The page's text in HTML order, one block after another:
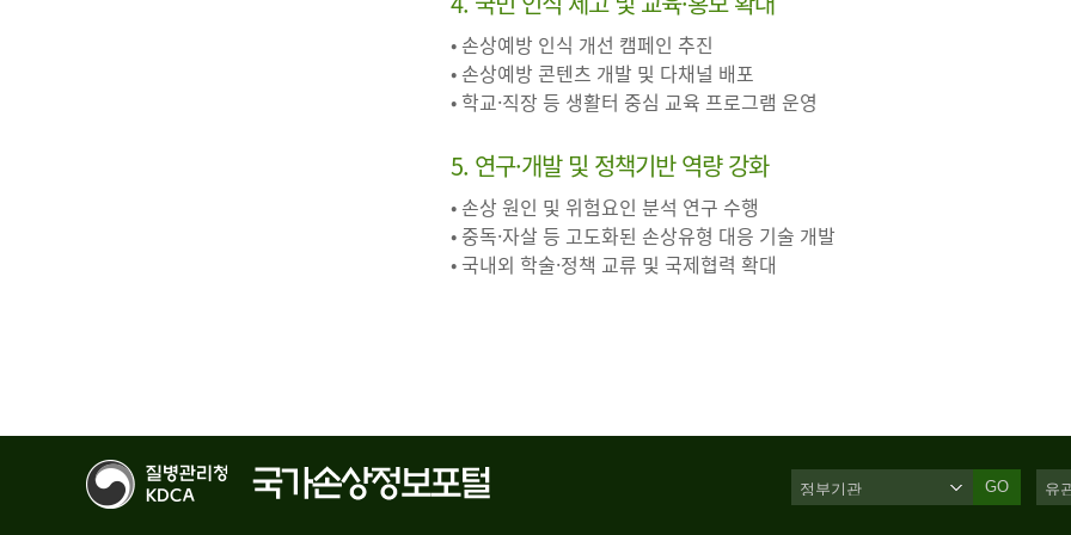
• 손상예방 인식 개선 캠페인 추진
• 손상예방 콘텐츠 개발 및 다채널 배포
• 학교·직장 등 생활터 중심 교육 프로그램 운영
5. 연구·개발 및 정책기반 역량 강화
• 손상 원인 및 위험요인 분석 연구 수행
• 중독·자살 등 고도화된 손상유형 대응 기술 개발
• 국내외 학술·정책 교류 및 국제협력 확대
GO